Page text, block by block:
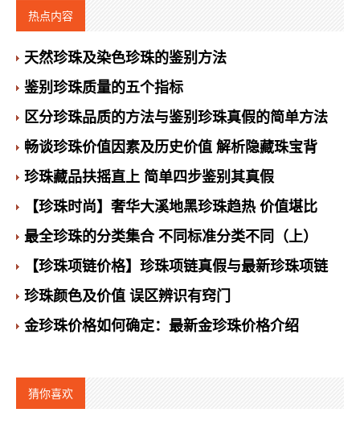
热点内容
天然珍珠及染色珍珠的鉴别方法
鉴别珍珠质量的五个指标
区分珍珠品质的方法与鉴别珍珠真假的简单方法
畅谈珍珠价值因素及历史价值 解析隐藏珠宝背
珍珠藏品扶摇直上 简单四步鉴别其真假
【珍珠时尚】奢华大溪地黑珍珠趋热 价值堪比
最全珍珠的分类集合 不同标准分类不同（上）
【珍珠项链价格】珍珠项链真假与最新珍珠项链
珍珠颜色及价值 误区辨识有窍门
金珍珠价格如何确定：最新金珍珠价格介绍
猜你喜欢